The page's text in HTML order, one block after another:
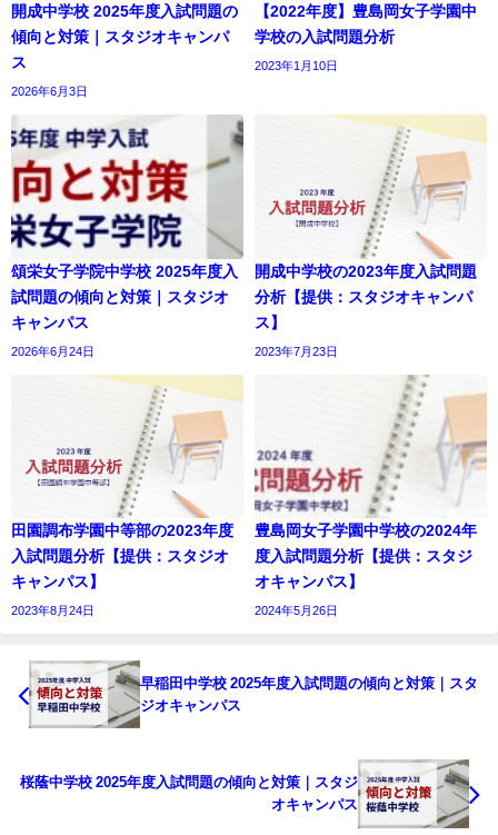
開成中学校 2025年度入試問題の
傾向と対策｜スタジオキャンパ
ス
2026年6月3日
【2022年度】豊島岡女子学園中
学校の入試問題分析
2023年1月10日
頌栄女子学院中学校 2025年度入
試問題の傾向と対策｜スタジオ
キャンパス
2026年6月24日
開成中学校の2023年度入試問題
分析【提供：スタジオキャンパ
ス】
2023年7月23日
田園調布学園中等部の2023年度
入試問題分析【提供：スタジオ
キャンパス】
2023年8月24日
豊島岡女子学園中学校の2024年
度入試問題分析【提供：スタジ
オキャンパス】
2024年5月26日
早稲田中学校 2025年度入試問題の傾向と対策｜スタ
ジオキャンパス
桜蔭中学校 2025年度入試問題の傾向と対策｜スタジ
オキャンパス